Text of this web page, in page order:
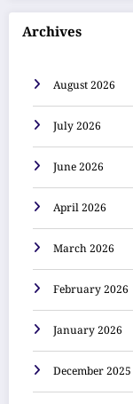
Archives
August 2026
July 2026
June 2026
April 2026
March 2026
February 2026
January 2026
December 2025